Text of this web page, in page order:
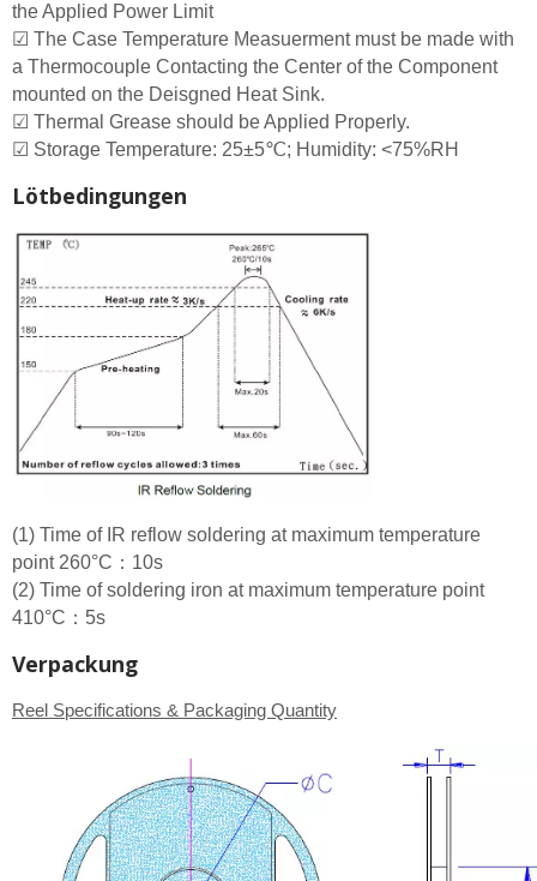
the Applied Power Limit
☑ The Case Temperature Measuerment must be made with
a Thermocouple Contacting the Center of the Component
mounted on the Deisgned Heat Sink.
☑ Thermal Grease should be Applied Properly.
☑ Storage Temperature: 25±5℃; Humidity: <75%RH
Lötbedingungen
(1) Time of IR reflow soldering at maximum temperature
point 260°C：10s
(2) Time of soldering iron at maximum temperature point
410°C：5s
Verpackung
Reel Specifications & Packaging Quantity